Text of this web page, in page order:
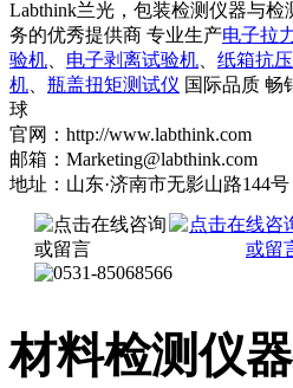
Labthink兰光，包装检测仪器与检
务的优秀提供商 专业生产电子拉
验机
电子剥离试验机
纸箱抗压
机
瓶盖扭矩测试仪 国际品质 畅
球
官网：http://www.labthink.com
邮箱：Marketing@labthink.com
地址：山东·济南市无影山路144号
材料检测仪